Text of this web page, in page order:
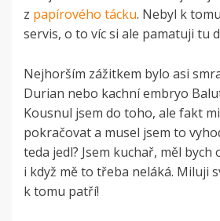
z papírového tácku. Nebyl k
servis, o to víc si ale pamatuji tu
Nejhorším zážitkem bylo asi
Durian nebo kachní embryo
Kousnul jsem do toho, ale fakt
pokračovat a musel jsem to
teda jedl? Jsem kuchař, měl
i když mě to třeba neláká. Miluji
k tomu patří!